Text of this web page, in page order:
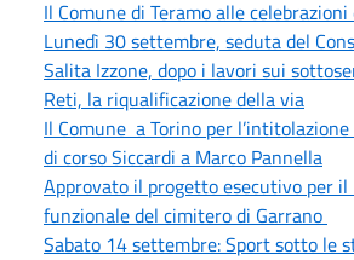
Il Comune di Teramo alle
Lunedì 30 settembre, seduta del
Salita Izzone, dopo i lavori sui
Reti, la riqualificazione della via
Il Comune a Torino per
di corso Siccardi a Marco Pannella
Approvato il progetto esecutivo per il
funzionale del cimitero di Garrano
Sabato 14 settembre: Sport sotto le